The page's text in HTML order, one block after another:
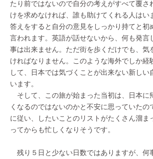
たり前ではないので自分の考えがすべて覆さ
けを求めなければ、誰も助けてくれる人はい
答えをすると自分の意見をしっかり持てと初
言われます。英語が話せないから、何も発言
事は出来ません。ただ街を歩くだけでも、気
ければなりません。このような海外でしか経
して、日本では気づくことが出来ない新しい
います。
そして、この旅が始まった当初は、日本に
くなるのではないのかと不安に思っていたの
に従い、したいことのリストがたくさん溜ま
ってからも忙しくなりそうです。
残り５日と少ない日数ではありますが、何